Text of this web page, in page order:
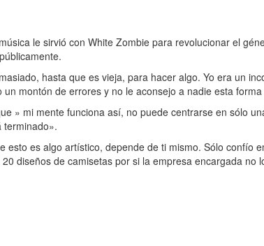
le sirvió con White Zombie para revolucionar el
hasta que es vieja, para hacer algo. Yo era un
montón de errores y no le aconsejo a nadie esta
» mi mente funciona así, no puede centrarse en sólo
terminado».
esto es algo artístico, depende de ti mismo. Sólo confío
diseños de camisetas por si la empresa encargada